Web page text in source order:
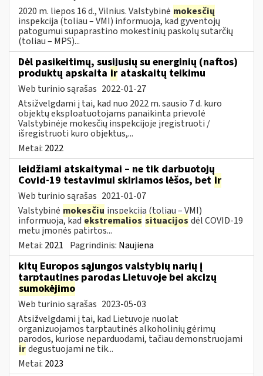
2020 m. liepos 16 d., Vilnius. Valstybinė mokesčių
inspekcija (toliau – VMI) informuoja, kad gyventojų
patogumui supaprastino mokestinių paskolų sutarčių
(toliau – MPS)...
Dėl pasikeitimų, susijusių su energinių (naftos)
produktų apskaita ir ataskaitų teikimu
Web turinio sąrašas 2022-01-27
Atsižvelgdami į tai, kad nuo 2022 m. sausio 7 d. kuro
objektų eksploatuotojams panaikinta prievolė
Valstybinėje mokesčių inspekcijoje įregistruoti /
išregistruoti kuro objektus,...
Metai: 2022
leidžiami atskaitymai – ne tik darbuotojų
Covid-19 testavimui skiriamos lėšos, bet ir
Web turinio sąrašas 2021-01-07
Valstybinė mokesčių inspekcija (toliau – VMI)
informuoja, kadekstremalios situacijos dėl COVID-19
metu įmonės patirtos...
Metai: 2021 Pagrindinis: Naujiena
kitų Europos sąjungos valstybių narių į
tarptautines parodas Lietuvoje bei akcizų
sumokėjimo
Web turinio sąrašas 2023-05-03
Atsižvelgdami į tai, kad Lietuvoje nuolat
organizuojamos tarptautinės alkoholinių gėrimų
parodos, kuriose neparduodami, tačiau demonstruojami
irdegustuojami ne tik...
Metai: 2023